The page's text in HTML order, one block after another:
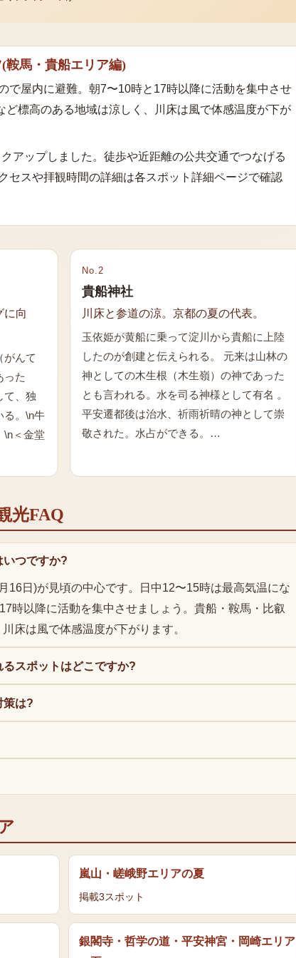
(鞍馬・貴船エリア編)
で屋内に避難。朝7〜10時と17時以降に活動を集中させ
ど標高のある地域は涼しく、川床は風で体感温度が下が
アップしました。徒歩や近距離の公共交通でつなげる
セスや拝観時間の詳細は各スポット詳細ページで確認
に向
がんて
った
て、独
る。\n牛
\n＜金堂
No.2
貴船神社
川床と参道の涼。京都の夏の代表。
玉依姫が黄船に乗って淀川から貴船に上陸
したのが創建と伝えられる。 元来は山林の
神としての木生根（木生嶺）の神であった
とも言われる。水を司る神様として有名 。
平安遷都後は治水、祈雨祈晴の神として崇
敬された。水占ができる。…
光FAQ
いつですか?
16日)が見頃の中心です。日中12〜15時は最高気温にな
時以降に活動を集中させましょう。貴船・鞍馬・比叡
床は風で体感温度が下がります。
スポットはどこですか?
策は?
嵐山・嵯峨野エリアの夏
掲載3スポット
銀閣寺・哲学の道・平安神宮・岡崎エリア